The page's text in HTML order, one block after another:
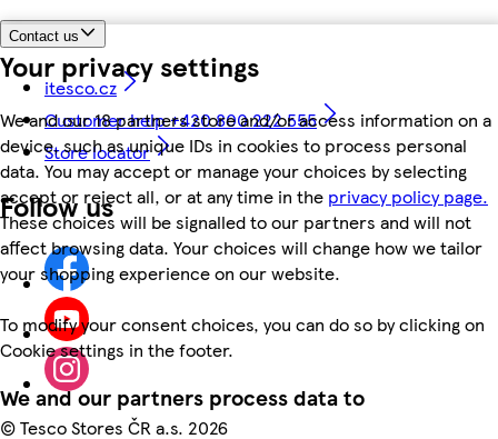
Your privacy settings
We and our 18 partners store and/or access information on a
device, such as unique IDs in cookies to process personal
data. You may accept or manage your choices by selecting
accept or reject all, or at any time in the privacy policy page.
These choices will be signalled to our partners and will not
affect browsing data. Your choices will change how we tailor
your shopping experience on our website.
To modify your consent choices, you can do so by clicking on
Cookie settings in the footer.
We and our partners process data to
Contact us
itesco.cz
Customer help +420 800 222 555
Store locator
Follow us
©Tesco Stores ČR a.s. 2026